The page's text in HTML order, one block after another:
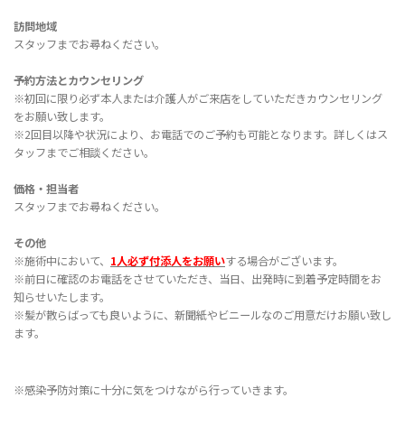
訪問地域
スタッフまでお尋ねください。
予約方法とカウンセリング
※初回に限り必ず本人または介護人がご来店をしていただきカウンセリング
をお願い致します。
※2回目以降や状況により、お電話でのご予約も可能となります。詳しくはス
タッフまでご相談ください。
価格・担当者
スタッフまでお尋ねください。
その他
※施術中において、 1人必ず付添人をお願いする場合がございます。
※前日に確認のお電話をさせていただき、当日、出発時に到着予定時間をお
知らせいたします。
※髪が散らばっても良いように、新聞紙やビニールなのご用意だけお願い致し
ます。
※感染予防対策に十分に気をつけながら行っていきます。